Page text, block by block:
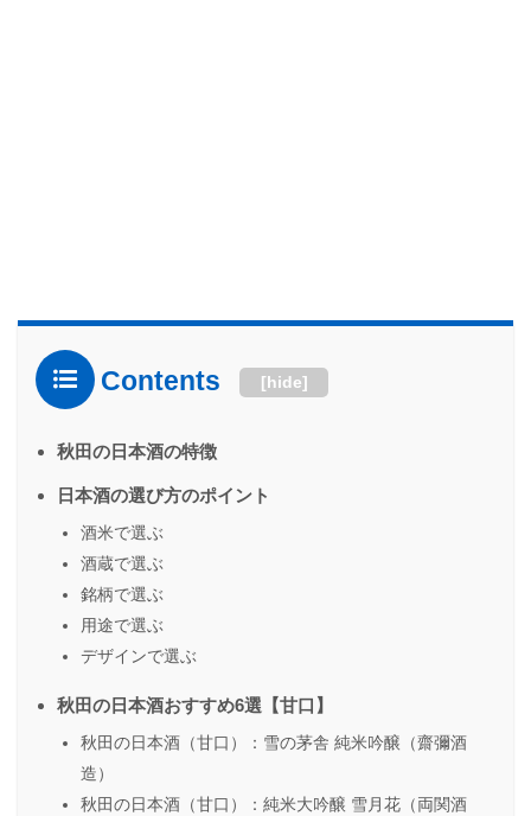
Contents [hide]
秋田の日本酒の特徴
日本酒の選び方のポイント
酒米で選ぶ
酒蔵で選ぶ
銘柄で選ぶ
用途で選ぶ
デザインで選ぶ
秋田の日本酒おすすめ6選【甘口】
秋田の日本酒（甘口）：雪の茅舎 純米吟醸（齋彌酒
造）
秋田の日本酒（甘口）：純米大吟醸 雪月花（両関酒